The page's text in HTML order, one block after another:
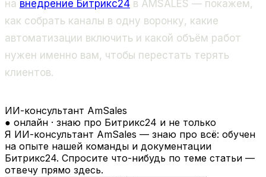
на внедрение Битрикс24 в AMSALES — покажем,
как собрать каналы в одну воронку, какие
автоматизации включить и какой объём работ
нужен именно вам, чтобы перестать терять
клиентов.
ИИ-консультант AmSales
● онлайн · знаю про Битрикс24 и не только
Я ИИ-консультант AmSales — знаю про всё: обучен
на опыте нашей команды и документации
Битрикс24. Спросите что-нибудь по теме статьи —
отвечу прямо здесь.